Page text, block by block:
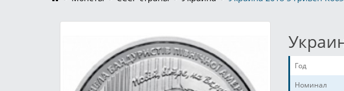
Год
Номинал